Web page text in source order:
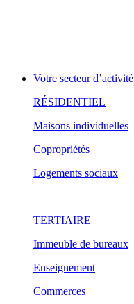
Votre secteur d’activité
RÉSIDENTIEL
Maisons individuelles
Copropriétés
Logements sociaux
TERTIAIRE
Immeuble de bureaux
Enseignement
Commerces